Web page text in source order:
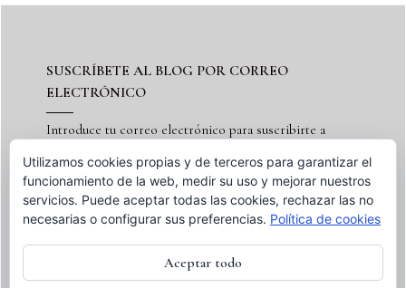
SUSCRÍBETE AL BLOG POR CORREO
ELECTRÓNICO
Introduce tu correo electrónico para suscribirte a
este blog y recibir notificaciones de nuevas entradas.
Utilizamos cookies propias y de terceros para garantizar el
funcionamiento de la web, medir su uso y mejorar nuestros
servicios. Puede aceptar todas las cookies, rechazar las no
necesarias o configurar sus preferencias. Política de cookies
Aceptar todo